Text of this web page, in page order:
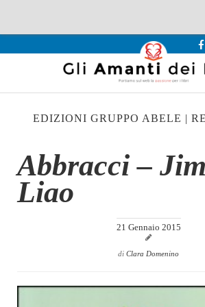
Recensioni
Interviste & Incontri
Bandi
Chi siamo
Contatti
EDIZIONI GRUPPO ABELE |
Abbracci –
Liao
21 Gennaio 2015
di Clara Domenino